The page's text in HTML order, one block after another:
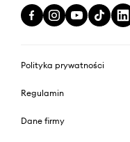
Polityka prywatności
Regulamin
Dane firmy